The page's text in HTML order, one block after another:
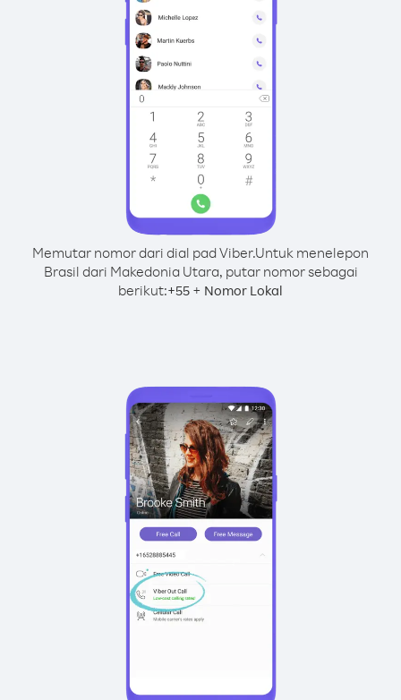
Memutar nomor dari dial pad Viber.Untuk menelepon
Brasil dari Makedonia Utara, putar nomor sebagai
berikut:+55 + Nomor Lokal